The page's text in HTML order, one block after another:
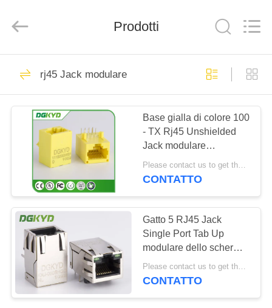
CASA
PRODOTTI
MOSTRA
CIRCA
NOI
GIRO
DELLA
FABBRICA
Technology
Co.,ltd.
connettore di
Ethernet rj45
connettore
schermato rj45
67
Prodotti
rj45 Jack modulare
Base gialla di colore 100
- TX Rj45 Unshielded
Jack modulare
DGKYD111B002IWB1D
Please contact us to get the latest price. MOQ:1 pezzo
CONTATTO
Gatto 5 RJ45 Jack
Single Port Tab Up
modulare dello schermo
con lo sbocco di fabbrica
di magnetica
Please contact us to get the latest price. MOQ:1 pezzo
CONTATTO